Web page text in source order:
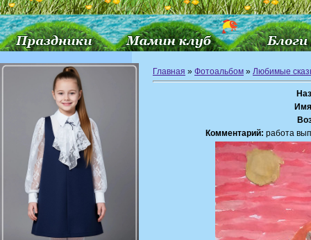
Главная » Фотоальбом » Любимые
Комментарий: работа